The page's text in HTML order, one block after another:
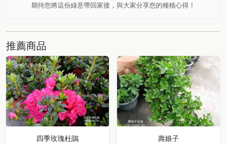
期待您將這份綠意帶回家後，與大家分享您的種植心得！
推薦商品
四季玫瑰杜鵑 壽娘子